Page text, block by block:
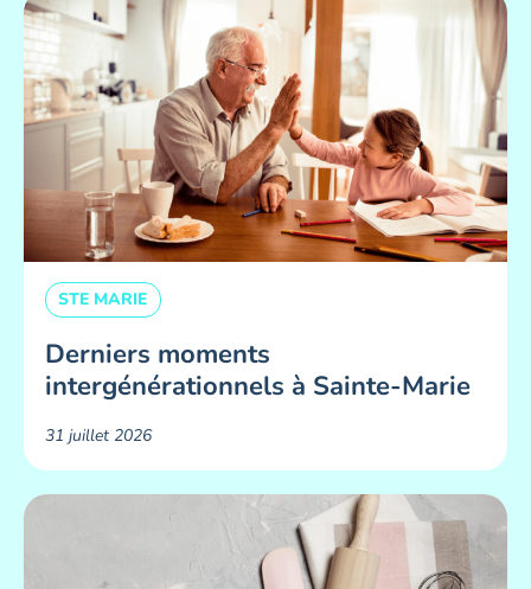
STE MARIE
Derniers moments
intergénérationnels à Sainte-Marie
31 juillet 2026